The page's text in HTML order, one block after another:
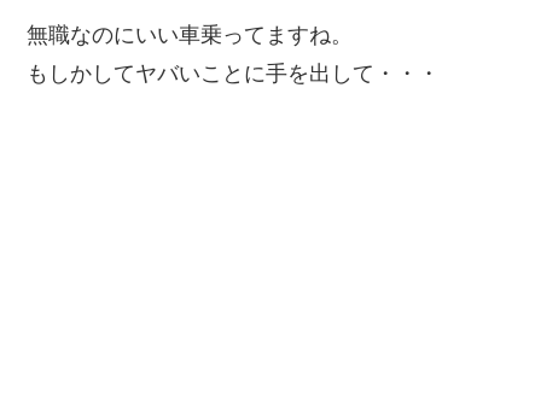
無職なのにいい車乗ってますね。
もしかしてヤバいことに手を出して・・・